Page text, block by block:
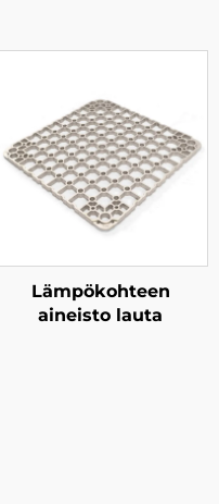
Lämpökohteen
aineisto lauta